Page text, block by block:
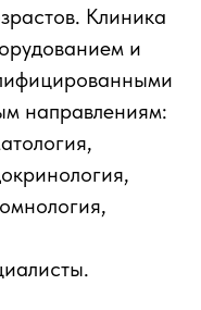
Клиника
и
направлениям: